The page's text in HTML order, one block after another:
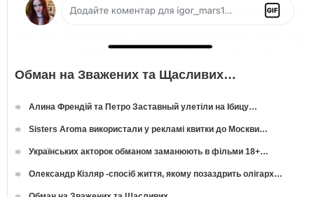
Обман на Зважених та Щасливих…
Алина Френдій та Петро Заставный улетіли на Ібицу…
Sisters Aroma використали у рекламі квитки до Москви…
Українських акторок обманом заманюють в фільми 18+…
Олександр Кізляр -спосіб життя, якому позаздрить олігарх…